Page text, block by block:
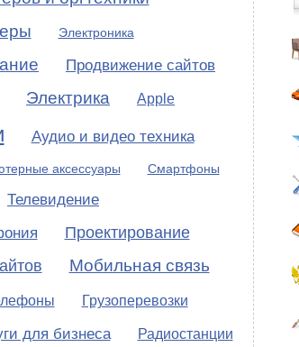
Электроника
Продвижение сайтов
Электрика Apple
Аудио и видео техника
аксессуары Смартфоны
Телевидение
Проектирование
Мобильная связь
Грузоперевозки
для бизнеса Радиостанции